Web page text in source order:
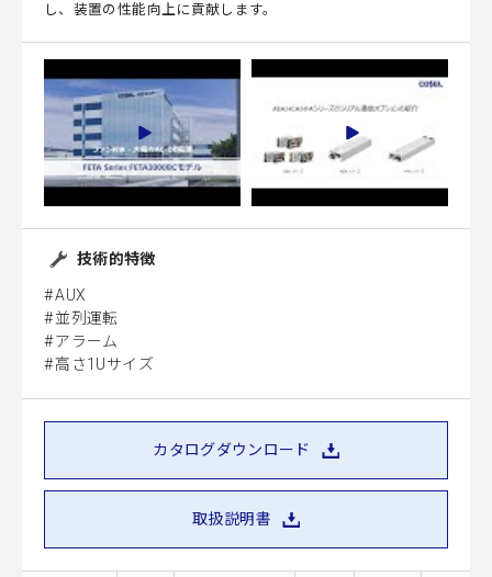
し、装置の性能向上に貢献します。
技術的特徴
AUX
並列運転
アラーム
高さ1Uサイズ
カタログダウンロード
取扱説明書